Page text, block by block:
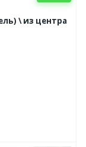
\ из центра